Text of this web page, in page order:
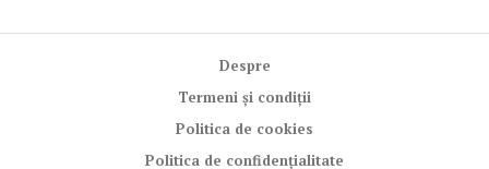
Despre
Termeni și condiții
Politica de cookies
Politica de confidențialitate